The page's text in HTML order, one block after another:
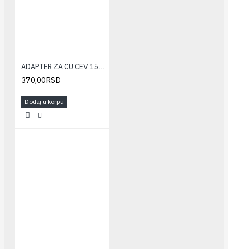
ADAPTER ZA CU CEV 15 CALEFFI
370,00RSD
Dodaj u korpu